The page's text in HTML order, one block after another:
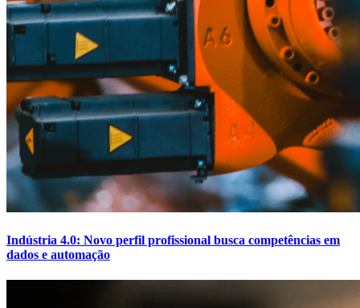
Indústria 4.0: Novo perfil profissional busca competências em
dados e automação